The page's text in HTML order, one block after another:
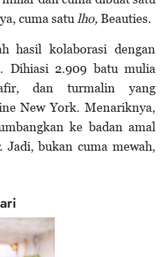
cuma satulho, Beauties.
hasil kolaborasi dengan
Dihiasi 2.909 batu mulia
dan turmalin yang
New York. Menariknya,
ke badan amal
Jadi, bukan cuma mewah,